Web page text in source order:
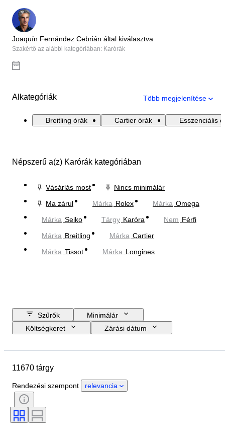
Joaquín Fernández Cebrián által kiválasztva
Szakértő az alábbi kategóriában: Karórák
Alkategóriák Több megjelenítése
Breitling órák Cartier órák Esszenciális
Népszerű a(z) Karórák kategóriában
Vásárlás most
Nincs minimálár
Ma zárul
Márka Rolex Márka Omega
Márka Seiko Tárgy Karóra Nem Férfi
Márka Breitling Márka Cartier
Márka Tissot Márka Longines
Szűrők
Minimálár
Költségkeret
Zárási dátum
Tárgy
Nem
Extrák
Időszak
Téma
Nyelv
11670 tárgy
Rendezési szempont relevancia